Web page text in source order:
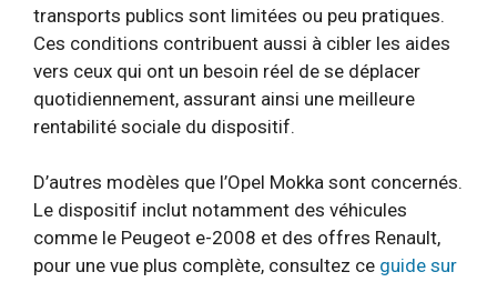
transports publics sont limitées ou peu pratiques.
Ces conditions contribuent aussi à cibler les aides
vers ceux qui ont un besoin réel de se déplacer
quotidiennement, assurant ainsi une meilleure
rentabilité sociale du dispositif.
D’autres modèles que l’Opel Mokka sont concernés.
Le dispositif inclut notamment des véhicules
comme le Peugeot e-2008 et des offres Renault,
pour une vue plus complète, consultez ce guide sur